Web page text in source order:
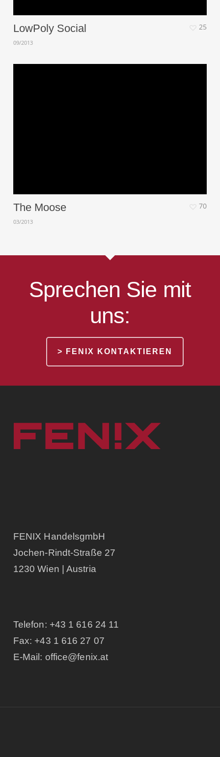
LowPoly Social
09/2013
25
The Moose
03/2013
70
Sprechen Sie mit
uns:
> FENIX KONTAKTIEREN
FENIX HandelsgmbH
Jochen-Rindt-Straße 27
1230 Wien | Austria
Telefon: +43 1 616 24 11
Fax: +43 1 616 27 07
E-Mail: office@fenix.at